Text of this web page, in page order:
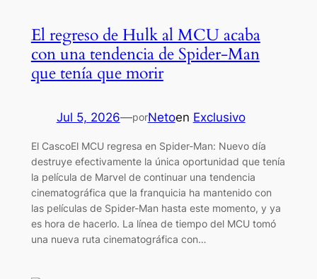
El regreso de Hulk al MCU acaba
con una tendencia de Spider-Man
que tenía que morir
Jul 5, 2026—porNetoen Exclusivo
El CascoEl MCU regresa en Spider-Man: Nuevo día
destruye efectivamente la única oportunidad que tenía
la película de Marvel de continuar una tendencia
cinematográfica que la franquicia ha mantenido con
las películas de Spider-Man hasta este momento, y ya
es hora de hacerlo. La línea de tiempo del MCU tomó
una nueva ruta cinematográfica con…